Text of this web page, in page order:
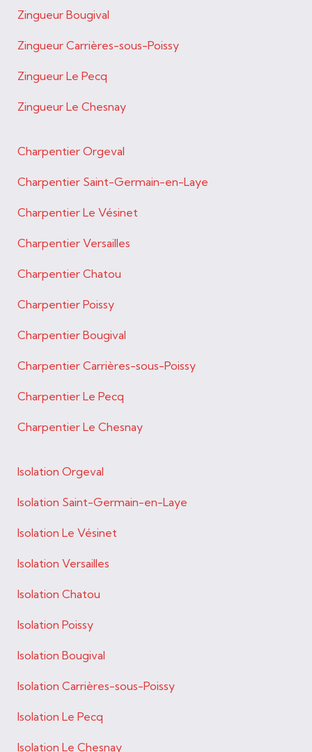
Zingueur Bougival
Zingueur Carrières-sous-Poissy
Zingueur Le Pecq
Zingueur Le Chesnay
Charpentier Orgeval
Charpentier Saint-Germain-en-Laye
Charpentier Le Vésinet
Charpentier Versailles
Charpentier Chatou
Charpentier Poissy
Charpentier Bougival
Charpentier Carrières-sous-Poissy
Charpentier Le Pecq
Charpentier Le Chesnay
Isolation Orgeval
Isolation Saint-Germain-en-Laye
Isolation Le Vésinet
Isolation Versailles
Isolation Chatou
Isolation Poissy
Isolation Bougival
Isolation Carrières-sous-Poissy
Isolation Le Pecq
Isolation Le Chesnay